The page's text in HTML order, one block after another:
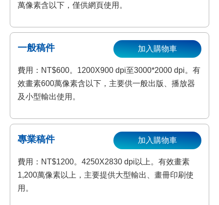
萬像素含以下，僅供網頁使用。
一般稿件
費用：NT$600。1200X900 dpi至3000*2000 dpi。有
效畫素600萬像素含以下，主要供一般出版、播放器
及小型輸出使用。
加入購物車
專業稿件
費用：NT$1200。4250X2830 dpi以上。有效畫素
1,200萬像素以上，主要提供大型輸出、畫冊印刷使
用。
加入購物車